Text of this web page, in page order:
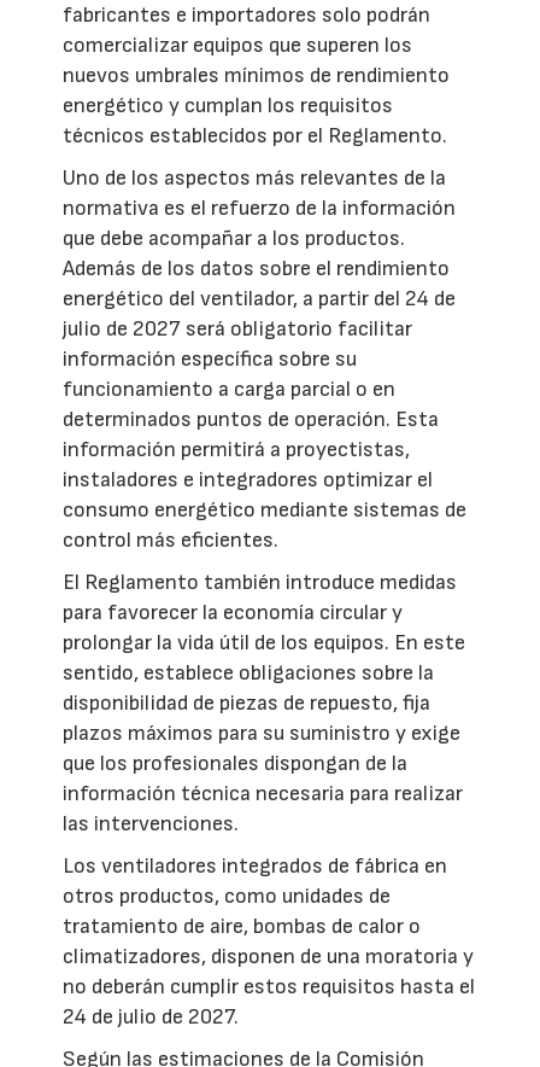
fabricantes e importadores solo podrán
comercializar equipos que superen los
nuevos umbrales mínimos de rendimiento
energético y cumplan los requisitos
técnicos establecidos por el Reglamento.
Uno de los aspectos más relevantes de la
normativa es el refuerzo de la información
que debe acompañar a los productos.
Además de los datos sobre el rendimiento
energético del ventilador, a partir del 24 de
julio de 2027 será obligatorio facilitar
información específica sobre su
funcionamiento a carga parcial o en
determinados puntos de operación. Esta
información permitirá a proyectistas,
instaladores e integradores optimizar el
consumo energético mediante sistemas de
control más eficientes.
El Reglamento también introduce medidas
para favorecer la economía circular y
prolongar la vida útil de los equipos. En este
sentido, establece obligaciones sobre la
disponibilidad de piezas de repuesto, fija
plazos máximos para su suministro y exige
que los profesionales dispongan de la
información técnica necesaria para realizar
las intervenciones.
Los ventiladores integrados de fábrica en
otros productos, como unidades de
tratamiento de aire, bombas de calor o
climatizadores, disponen de una moratoria y
no deberán cumplir estos requisitos hasta el
24 de julio de 2027.
Según las estimaciones de la Comisión